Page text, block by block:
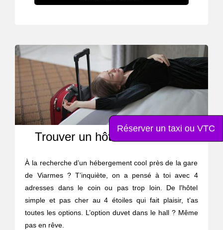
Trouver un hôtel
À la recherche d’un hébergement cool près de la gare
de Viarmes ? T’inquiète, on a pensé à toi avec 4
adresses dans le coin ou pas trop loin. De l'hôtel
simple et pas cher au 4 étoiles qui fait plaisir, t’as
toutes les options. L’option duvet dans le hall ? Même
pas en rêve.
Réserver un taxi ou VTC